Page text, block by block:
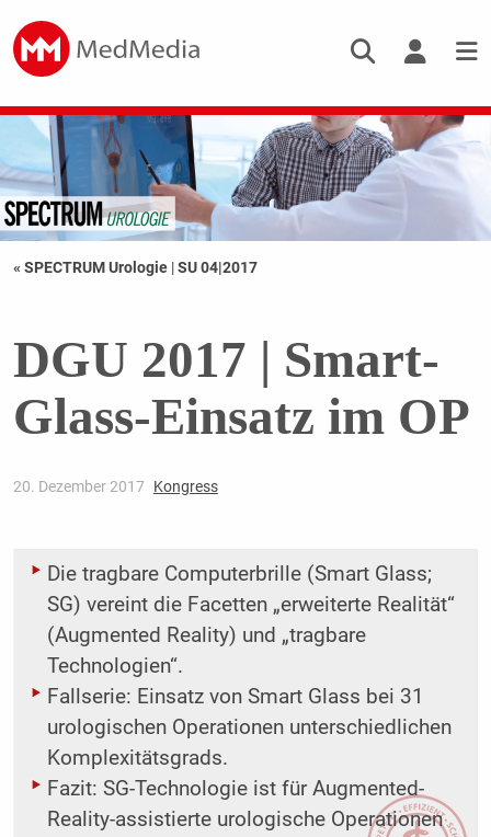
« SPECTRUM Urologie |SU 04|2017
DGU 2017 | Smart-
Glass-Einsatz im OP
20. Dezember 2017 Kongress
Die tragbare Computerbrille (Smart Glass;
SG) vereint die Facetten „erweiterte Realität“
(Augmented Reality) und „tragbare
Technologien“.
Fallserie: Einsatz von Smart Glass bei 31
urologischen Operationen unterschiedlichen
Komplexitätsgrads.
Fazit: SG-Technologie ist für Augmented-
Reality-assistierte urologische Operationen